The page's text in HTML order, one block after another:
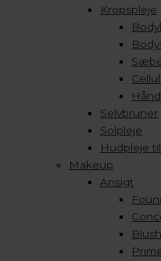
Kropspleje
Selvbruner
Solpleje
Hudpleje
Makeup
Ansigt
Blush